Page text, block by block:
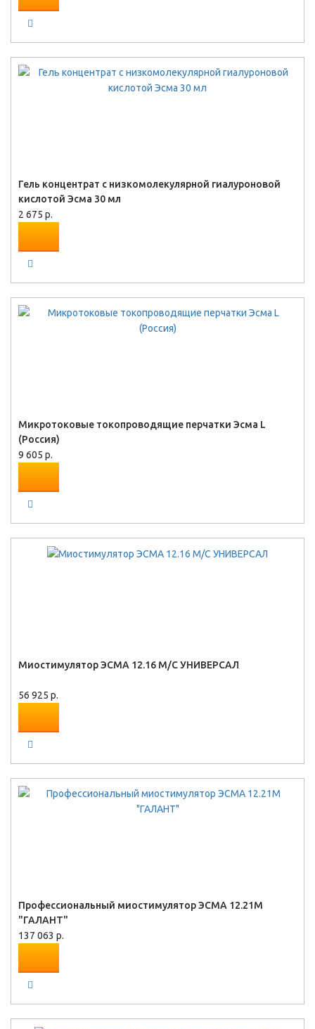
Гель концентрат с низкомолекулярной гиалуроновой
кислотой Эсма 30 мл
2 675 р.
Микротоковые токопроводящие перчатки Эсма L
(Россия)
9 605 р.
Миостимулятор ЭСМА 12.16 М/С УНИВЕРСАЛ
56 925 р.
Профессиональный миостимулятор ЭСМА 12.21М
"ГАЛАНТ"
137 063 р.